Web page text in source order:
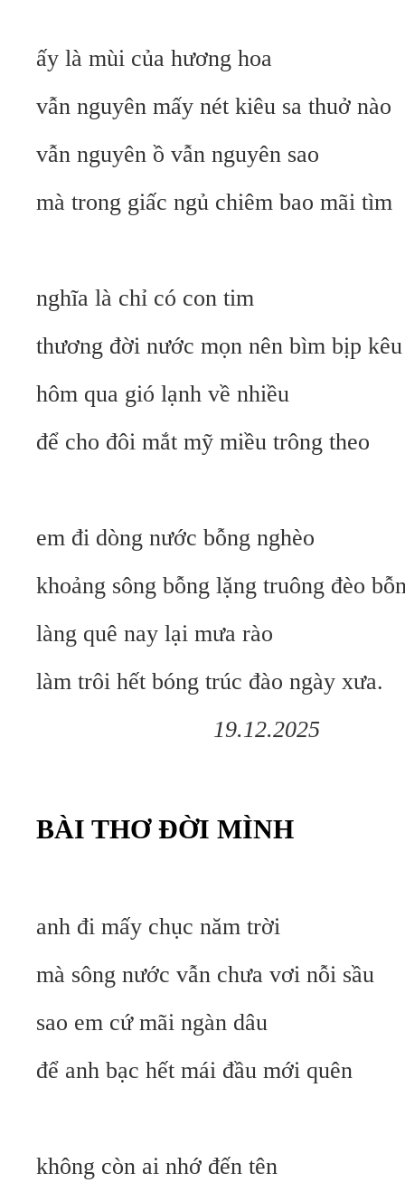
ấy là mùi của hương hoa
vẫn nguyên mấy nét kiêu sa thuở nào
vẫn nguyên ồ vẫn nguyên sao
mà trong giấc ngủ chiêm bao mãi tìm
nghĩa là chỉ có con tim
thương đời nước mọn nên bìm bịp kêu
hôm qua gió lạnh về nhiều
để cho đôi mắt mỹ miều trông theo
em đi dòng nước bỗng nghèo
khoảng sông bỗng lặng truông đèo
làng quê nay lại mưa rào
làm trôi hết bóng trúc đào ngày xưa.
19.12.2025
BÀI THƠ ĐỜI MÌNH
anh đi mấy chục năm trời
mà sông nước vẫn chưa vơi nỗi sầu
sao em cứ mãi ngàn dâu
để anh bạc hết mái đầu mới quên
không còn ai nhớ đến tên